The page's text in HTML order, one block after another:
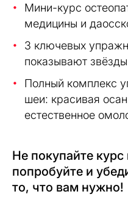
Мини-курс
медицины и
3 ключевых
показывают
Полный комплекс
шеи: красивая
естественное
Не покупайте
попробуйте и
то, что вам нужно!